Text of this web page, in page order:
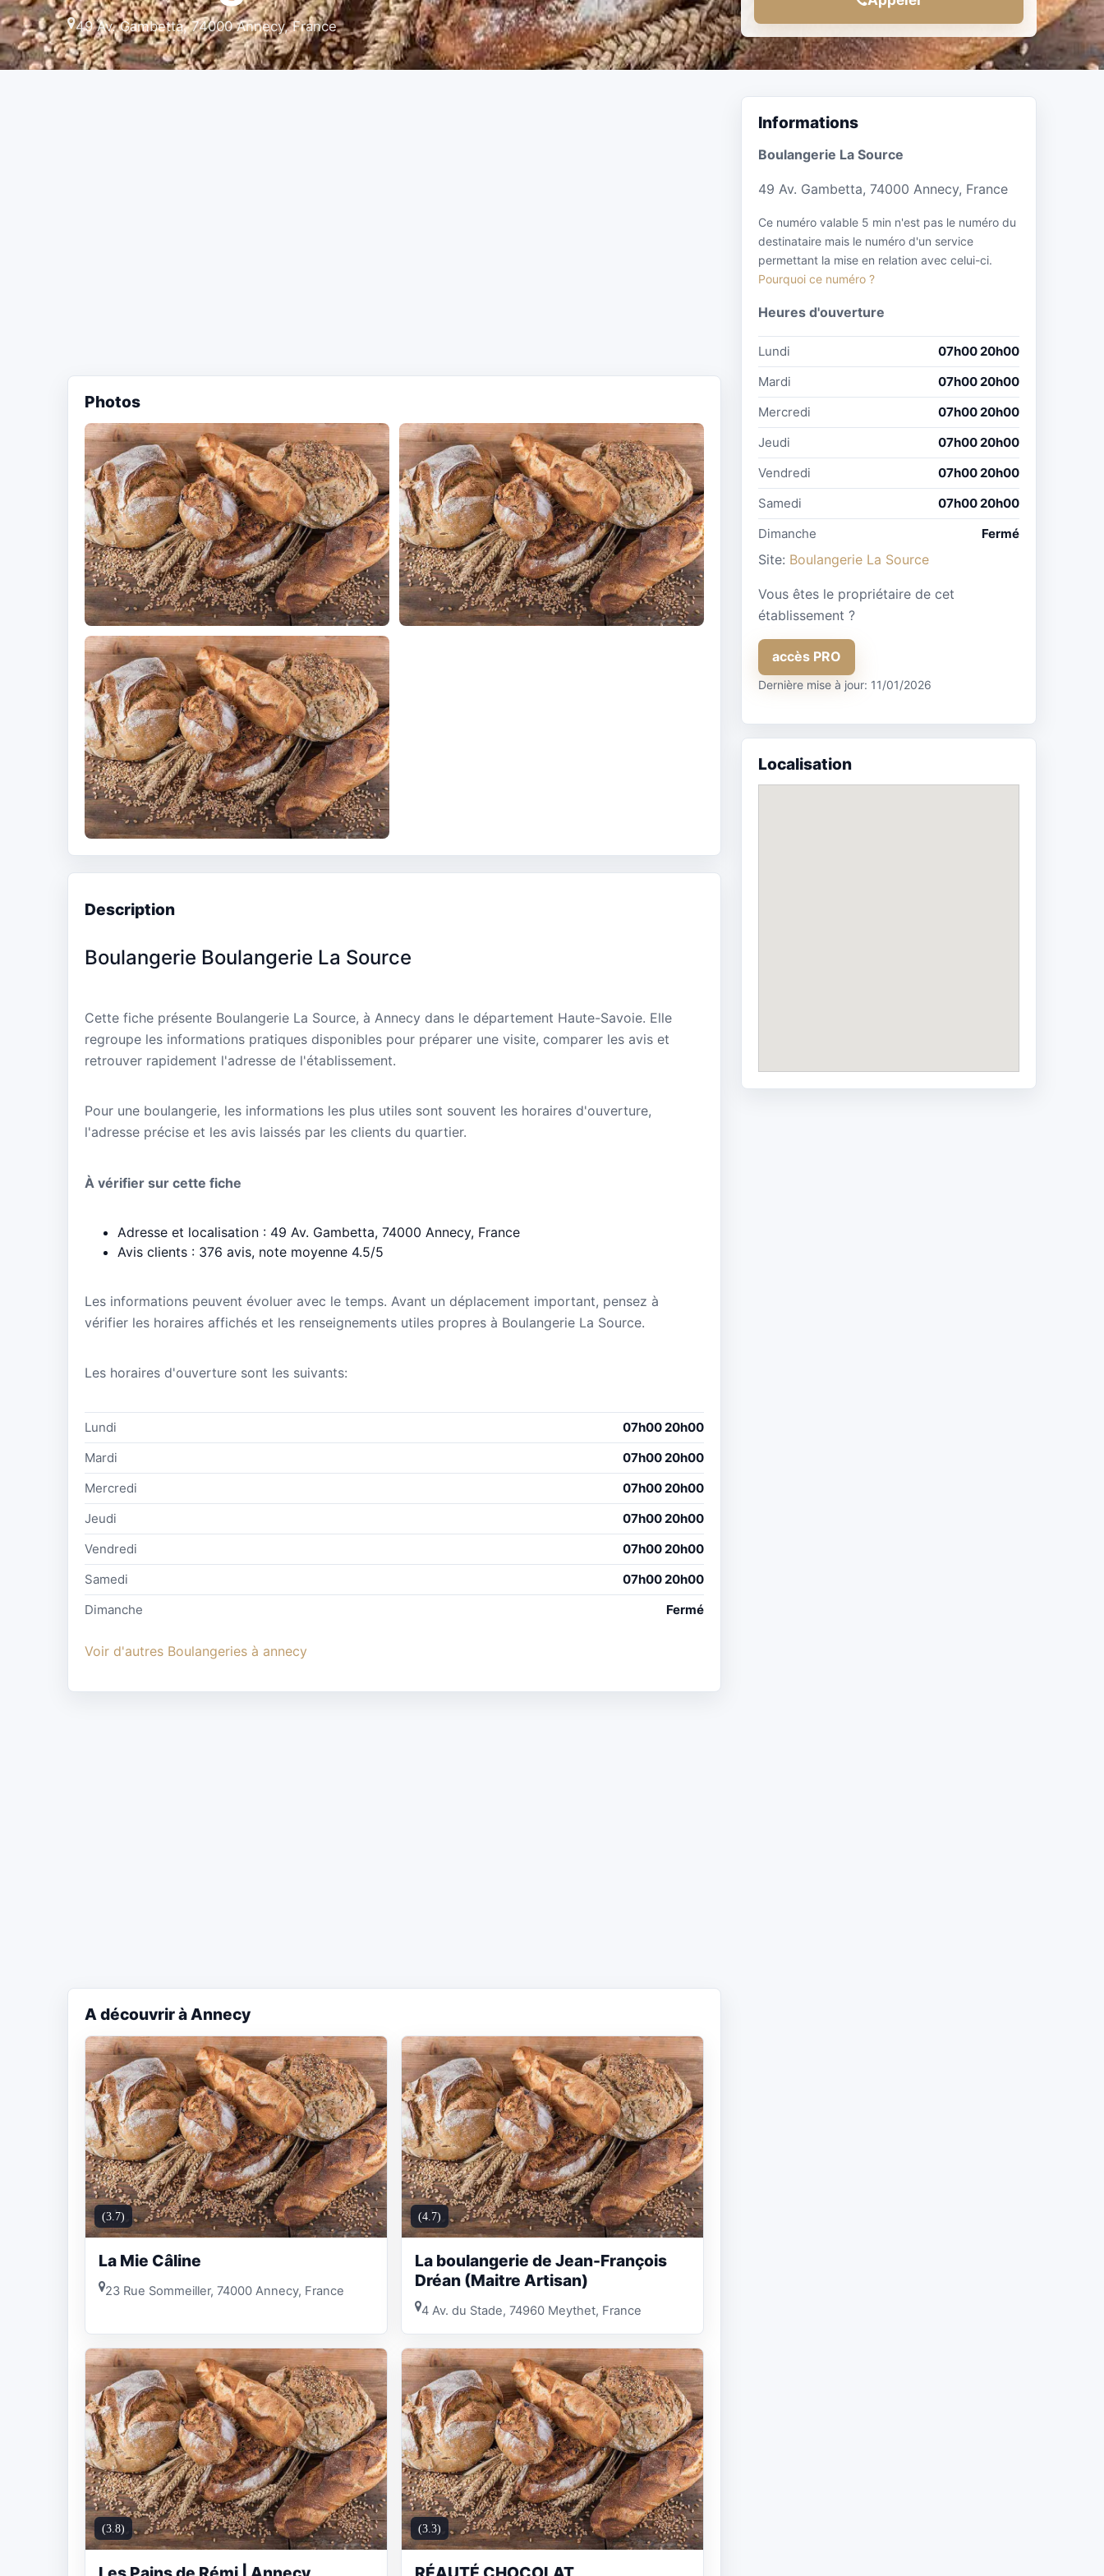
49 Av. Gambetta, 74000 Annecy, France
Photos
Description
Boulangerie Boulangerie La Source
Cette fiche présente Boulangerie La Source, à Annecy dans le département Haute-Savoie. Elle
regroupe les informations pratiques disponibles pour préparer une visite, comparer les avis et
retrouver rapidement l'adresse de l'établissement.
Pour une boulangerie, les informations les plus utiles sont souvent les horaires d'ouverture,
l'adresse précise et les avis laissés par les clients du quartier.
À vérifier sur cette fiche
Adresse et localisation : 49 Av. Gambetta, 74000 Annecy, France
Avis clients : 376 avis, note moyenne 4.5/5
Les informations peuvent évoluer avec le temps. Avant un déplacement important, pensez à
vérifier les horaires affichés et les renseignements utiles propres à Boulangerie La Source.
Les horaires d'ouverture sont les suivants:
Lundi
07h00 20h00
Mardi
07h00 20h00
Mercredi
07h00 20h00
Jeudi
07h00 20h00
Vendredi
07h00 20h00
Samedi
07h00 20h00
Dimanche
Fermé
Voir d'autres Boulangeries à annecy
A découvrir à Annecy
(3.7)
La Mie Câline
23 Rue Sommeiller, 74000 Annecy, France
(4.7)
La boulangerie de Jean-François
Dréan (Maitre Artisan)
4 Av. du Stade, 74960 Meythet, France
(3.8) (3.3)
Informations
Boulangerie La Source
49 Av. Gambetta, 74000 Annecy, France
Ce numéro valable 5 min n'est pas le numéro du
destinataire mais le numéro d'un service
permettant la mise en relation avec celui-ci.
Pourquoi ce numéro ?
Heures d'ouverture
Lundi
07h00 20h00
Mardi
07h00 20h00
Mercredi
07h00 20h00
Jeudi
07h00 20h00
Vendredi
07h00 20h00
Samedi
07h00 20h00
Dimanche
Fermé
Site: Boulangerie La Source
Vous êtes le propriétaire de cet
établissement ?
accès PRO
Dernière mise à jour: 11/01/2026
Localisation